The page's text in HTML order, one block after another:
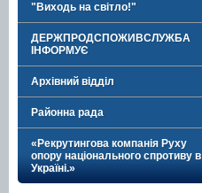
"Виходь на світло!"
ДЕРЖПРОДСПОЖИВСЛУЖБА
ІНФОРМУЄ
Архівний відділ
Районна рада
«Рекрутингова компанія Руху
опору національного спротиву в
Україні.»